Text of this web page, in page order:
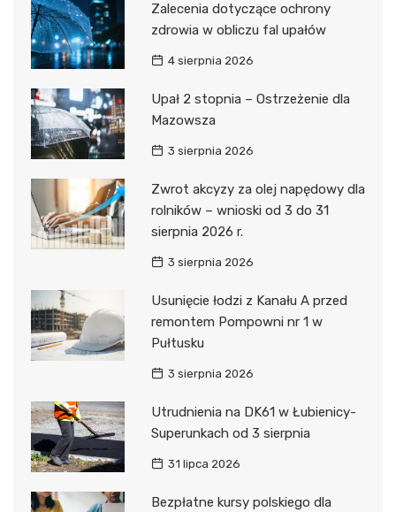
Zalecenia dotyczące ochrony
zdrowia w obliczu fal upałów
4 sierpnia 2026
Upał 2 stopnia – Ostrzeżenie dla
Mazowsza
3 sierpnia 2026
Zwrot akcyzy za olej napędowy dla
rolników – wnioski od 3 do 31
sierpnia 2026 r.
3 sierpnia 2026
Usunięcie łodzi z Kanału A przed
remontem Pompowni nr 1 w
Pułtusku
3 sierpnia 2026
Utrudnienia na DK61 w Łubienicy-
Superunkach od 3 sierpnia
31 lipca 2026
Bezpłatne kursy polskiego dla